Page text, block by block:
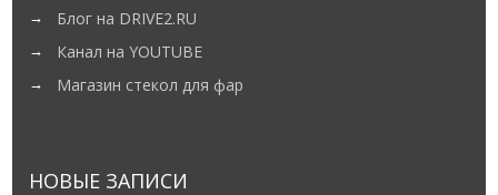
Блог на DRIVE2.RU
Канал на YOUTUBE
Магазин стекол для фар
НОВЫЕ ЗАПИСИ